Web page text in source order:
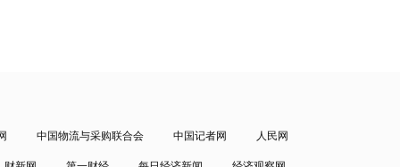
中国物流与采购联合会 中国记者网 人民网